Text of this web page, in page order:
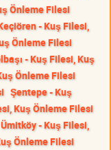
Önleme Filesi
- Kuş Filesi,
Önleme Filesi
- Kuş Filesi, Kuş
Önleme Filesi
Şentepe - Kuş
Kuş Önleme Filesi
Ümitköy - Kuş Filesi,
Önleme Filesi